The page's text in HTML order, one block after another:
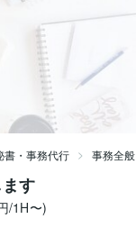
書・事務代行 事務全
す
/1H〜)